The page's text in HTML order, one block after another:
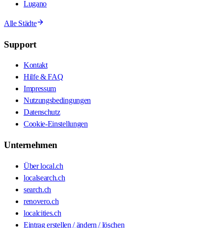
Lugano
Alle Städte
Support
Kontakt
Hilfe & FAQ
Impressum
Nutzungsbedingungen
Datenschutz
Cookie-Einstellungen
Unternehmen
Über local.ch
localsearch.ch
search.ch
renovero.ch
localcities.ch
Eintrag erstellen / ändern / löschen